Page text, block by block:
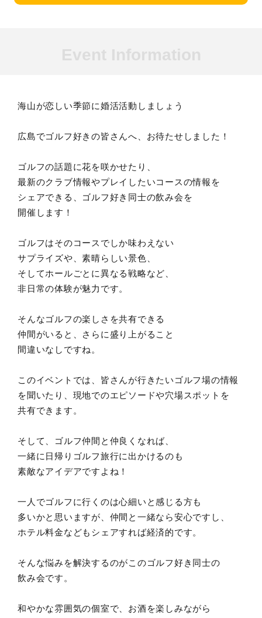
海山が恋しい季節に婚活活動しましょう
広島でゴルフ好きの皆さんへ、お待たせしました！
ゴルフの話題に花を咲かせたり、
最新のクラブ情報やプレイしたいコースの情報を
シェアできる、ゴルフ好き同士の飲み会を
開催します！
ゴルフはそのコースでしか味わえない
サプライズや、素晴らしい景色、
そしてホールごとに異なる戦略など、
非日常の体験が魅力です。
そんなゴルフの楽しさを共有できる
仲間がいると、さらに盛り上がること
間違いなしですね。
このイベントでは、皆さんが行きたいゴルフ場の情報
を聞いたり、現地でのエピソードや穴場スポットを
共有できます。
そして、ゴルフ仲間と仲良くなれば、
一緒に日帰りゴルフ旅行に出かけるのも
素敵なアイデアですよね！
一人でゴルフに行くのは心細いと感じる方も
多いかと思いますが、仲間と一緒なら安心ですし、
ホテル料金などもシェアすれば経済的です。
そんな悩みを解決するのがこのゴルフ好き同士の
飲み会です。
和やかな雰囲気の個室で、お酒を楽しみながら